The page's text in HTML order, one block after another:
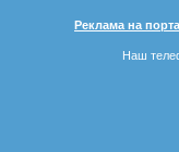
Реклама на
Наш